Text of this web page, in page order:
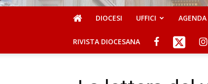
DIOCESI UFFICI
RIVISTA DIOCESANA